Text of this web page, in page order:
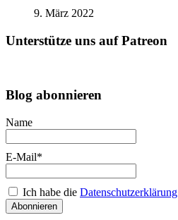
9. März 2022
Unterstütze uns auf Patreon
Blog abonnieren
Name
E-Mail*
Ich habe die Datenschutzerklärung